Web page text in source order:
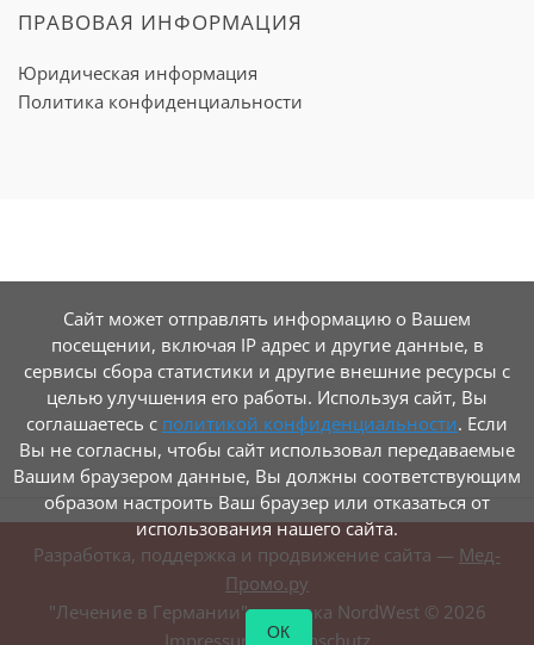
ПРАВОВАЯ ИНФОРМАЦИЯ
Юридическая информация
Политика конфиденциальности
Разработка, поддержка и продвижение сайта — Мед-
Промо.ру
"Лечение в Германии", клиника NordWest © 2026
Impressum
/Datenschutz
Сайт может отправлять информацию о Вашем
посещении, включая IP адрес и другие данные, в
сервисы сбора статистики и другие внешние ресурсы с
целью улучшения его работы. Используя сайт, Вы
соглашаетесь с политикой конфиденциальности. Если
Вы не согласны, чтобы сайт использовал передаваемые
Вашим браузером данные, Вы должны соответствующим
образом настроить Ваш браузер или отказаться от
использования нашего сайта.
ОК